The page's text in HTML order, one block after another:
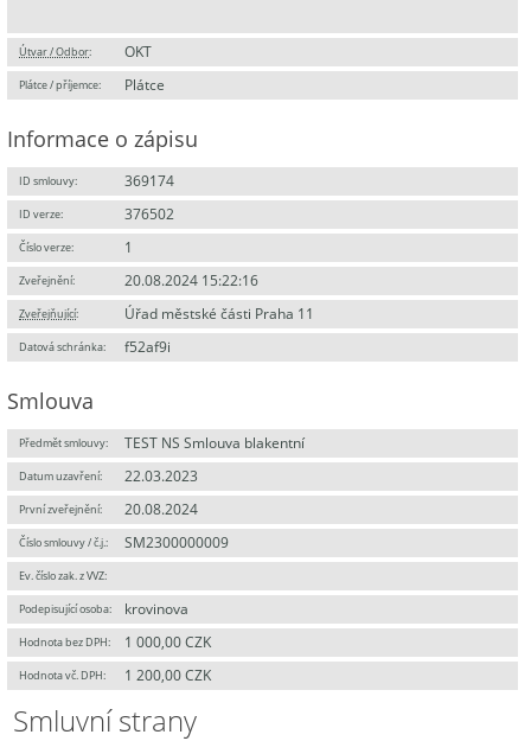
Útvar / Odbor: OKT
Plátce / příjemce: Plátce
Informace o zápisu
ID smlouvy: 369174
ID verze: 376502
Číslo verze: 1
Zveřejnění: 20.08.2024 15:22:16
Zveřejňující: Úřad městské části Praha 11
Datová schránka: f52af9i
Smlouva
Předmět smlouvy: TEST NS Smlouva blakentní
Datum uzavření: 22.03.2023
První zveřejnění: 20.08.2024
Číslo smlouvy / č.j.: SM2300000009
Ev. číslo zak. z VVZ:
Podepisující osoba: krovinova
Hodnota bez DPH: 1 000,00 CZK
Hodnota vč. DPH: 1 200,00 CZK
Smluvní strany